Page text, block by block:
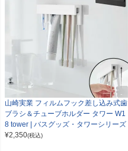
山崎実業 フィルムフック差し込み式歯
ブラシ＆チューブホルダー タワー W1
8 tower | バスグッズ・タワーシリーズ
¥2,350(税込)